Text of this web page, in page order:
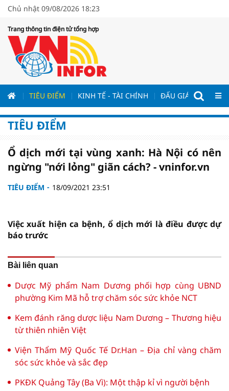
Chủ nhật 09/08/2026 18:23
Trang thông tin điện tử tổng hợp
TIÊU ĐIỂM KINH TẾ - TÀI CHÍNH ĐẤU GIÁ - ĐẤU
TIÊU ĐIỂM
Ổ dịch mới tại vùng xanh: Hà Nội có nên
ngừng "nới lỏng" giãn cách? - vninfor.vn
TIÊU ĐIỂM 18/09/2021 23:51
Việc xuất hiện ca bệnh, ổ dịch mới là điều được dự
báo trước
Bài liên quan
Dược Mỹ phẩm Nam Dương phối hợp cùng UBND
phường Kim Mã hỗ trợ chăm sóc sức khỏe NCT
Kem đánh răng dược liệu Nam Dương – Thương hiệu
từ thiên nhiên Việt
Viện Thẩm Mỹ Quốc Tế Dr.Han – Địa chỉ vàng chăm
sóc sức khỏe và sắc đẹp
PKĐK Quảng Tây (Ba Vì): Một thập kỉ vì người bệnh